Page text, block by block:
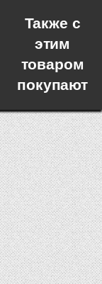
Также с
этим
товаром
покупают